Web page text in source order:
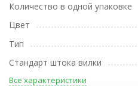
Количество в одной упаковке
Цвет
Тип
Стандарт штока вилки
Все характеристики